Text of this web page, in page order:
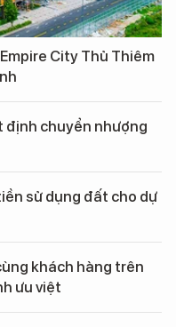
City Thủ Thiêm
định chuyển nhượng
sử dụng đất cho dự
khách hàng trên
ưu việt